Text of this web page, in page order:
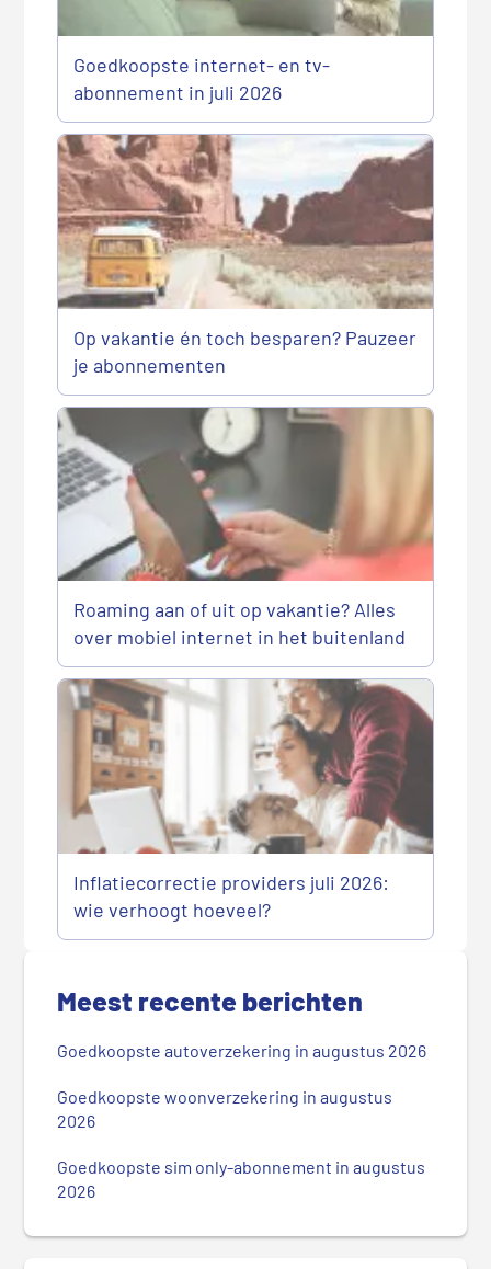
Goedkoopste internet- en tv-
abonnement in juli 2026
Op vakantie én toch besparen? Pauzeer
je abonnementen
Roaming aan of uit op vakantie? Alles
over mobiel internet in het buitenland
Inflatiecorrectie providers juli 2026:
wie verhoogt hoeveel?
d
Meest recente berichten
Goedkoopste autoverzekering in augustus 2026
Goedkoopste woonverzekering in augustus
2026
Goedkoopste sim only-abonnement in augustus
2026